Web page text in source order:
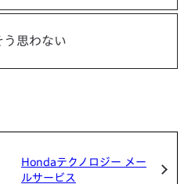
う思わない
Hondaテクノロジー メー
ルサービス